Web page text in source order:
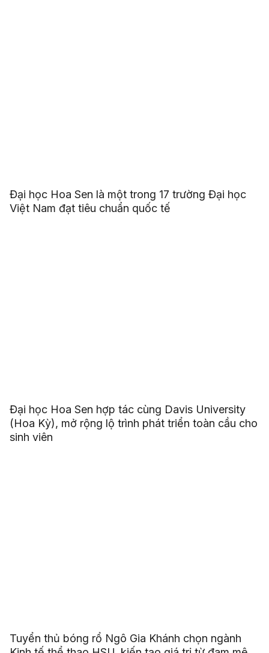
Đại học Hoa Sen là một trong 17 trường Đại học
Việt Nam đạt tiêu chuẩn quốc tế
Đại học Hoa Sen hợp tác cùng Davis University
(Hoa Kỳ), mở rộng lộ trình phát triển toàn cầu cho
sinh viên
Tuyển thủ bóng rổ Ngô Gia Khánh chọn ngành